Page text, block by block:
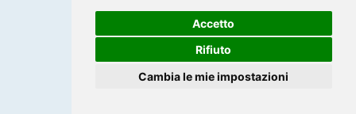
Accetto
Rifiuto
Cambia le mie impostazioni